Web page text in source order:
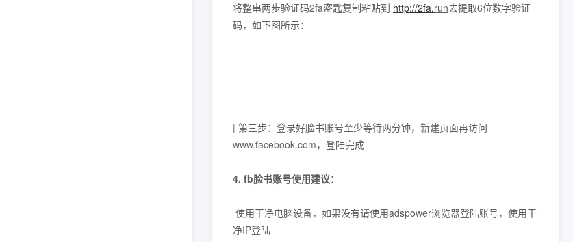
将整串两步验证码2fa密匙复制粘贴到 http://2fa.run去提取6位数字验证
码，如下图所示：
| 第三步：登录好脸书账号至少等待两分钟，新建页面再访问
www.facebook.com，登陆完成
4. fb脸书账号使用建议：
使用干净电脑设备，如果没有请使用adspower浏览器登陆账号，使用干
净IP登陆